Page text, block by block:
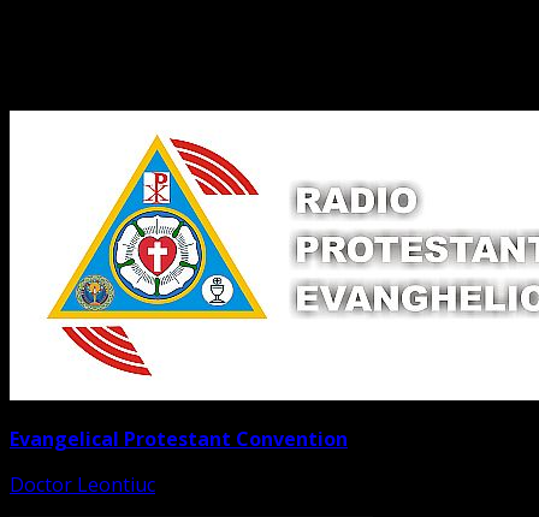
Evangelical Protestant Convention
Doctor Leontiuc